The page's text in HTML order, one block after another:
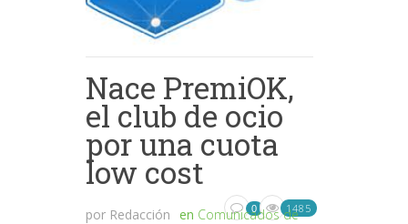
Nace PremiOK,
el club de ocio
por una cuota
low cost
por Redacción en Comunicados de
0 1485